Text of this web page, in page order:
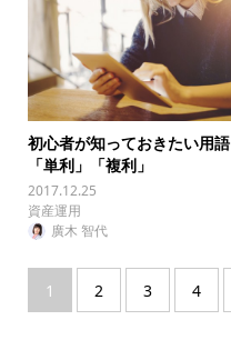
初心者が知っておきたい用語
「単利」「複利」
2017.12.25
資産運用
廣木 智代
1 2 3 4